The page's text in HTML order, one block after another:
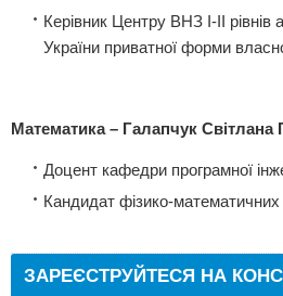
Керівник Центру ВНЗ І-ІІ рівнів
України приватної форми
Математика – Галапчук Світлана
Доцент кафедри програмної
Кандидат фізико-математичних
ЗАРЕЄСТРУЙТЕСЯ НА